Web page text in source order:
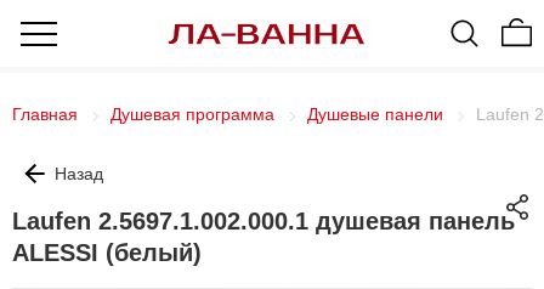
Главная Душевая программа Душевые панели Laufen
Назад
Laufen 2.5697.1.002.000.1 душевая панель
ALESSI (белый)